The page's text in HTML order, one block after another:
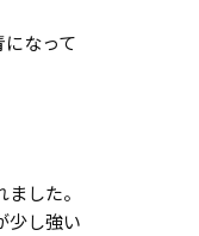
なって
した。
少し強い